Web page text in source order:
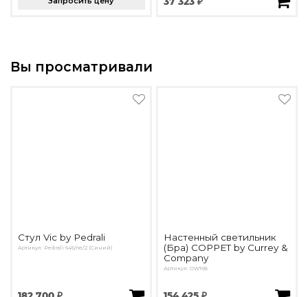
Вы просматривали
Стул Vic by Pedrali
Артикул: Pedrali 645/ne/2 (Синий)
Настенный светильник
(Бра) COPPET by Currey &
Company
Артикул: OW168